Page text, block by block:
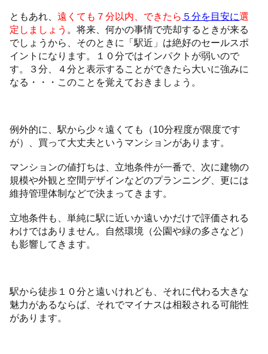
ともあれ、遠くても７分以内、できたら ５分を目安に選
定しましょう 。将来、何かの事情で売却するときが来る
でしょうから、そのときに「駅近」は絶好のセールスポ
イントになります。１０分ではインパクトが弱いので
す。３分、４分と表示することができたら大いに強みに
なる・・・このことを覚えておきましょう。
例外的に、駅から少々遠くても（10分程度が限度です
が）、買って大丈夫というマンションがあります。
マンションの値打ちは、立地条件が一番で、次に建物の
規模や外観と空間デザインなどのプランニング、更には
維持管理体制などで決まってきます。
立地条件も、単純に駅に近いか遠いかだけで評価される
わけではありません。自然環境（公園や緑の多さなど）
も影響してきます。
駅から徒歩１０分と遠いけれども、それに代わる大きな
魅力があるならば、それでマイナスは相殺される可能性
があります。